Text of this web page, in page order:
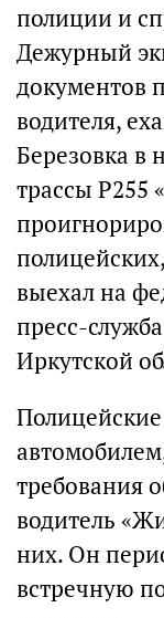
полиции и
Дежурный
документов
водителя,
Березовка в
трассы Р255
выехал на
пресс-
Иркутской
требования
водитель
них. Он
встречную